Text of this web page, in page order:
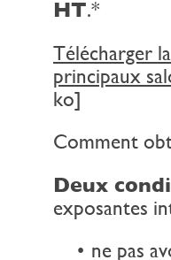
HT.*
Télécharger
principaux
ko]
Comment
Deux
exposantes
ne pas